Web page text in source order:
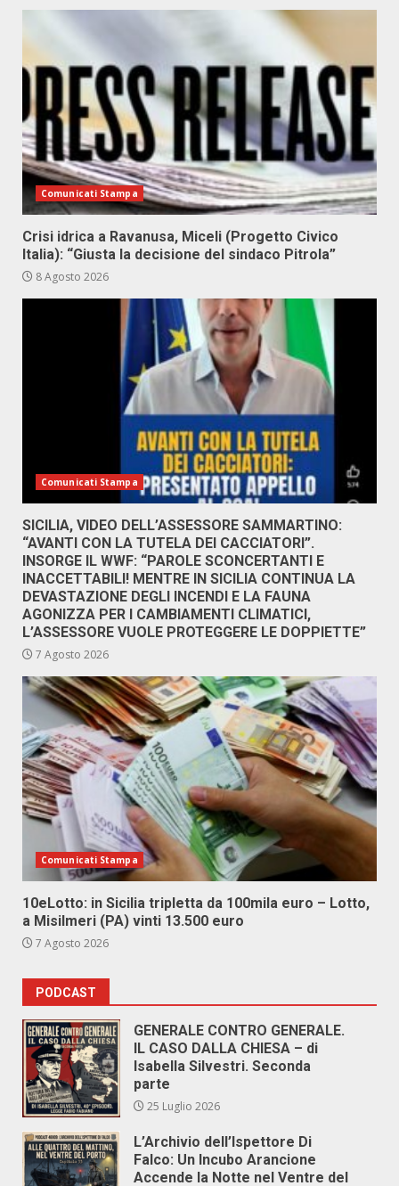
Comunicati Stampa
Crisi idrica a Ravanusa, Miceli (Progetto Civico
Italia): “Giusta la decisione del sindaco Pitrola”
8 Agosto 2026
Comunicati Stampa
SICILIA, VIDEO DELL’ASSESSORE SAMMARTINO:
“AVANTI CON LA TUTELA DEI CACCIATORI”.
INSORGE IL WWF: “PAROLE SCONCERTANTI E
INACCETTABILI! MENTRE IN SICILIA CONTINUA LA
DEVASTAZIONE DEGLI INCENDI E LA FAUNA
AGONIZZA PER I CAMBIAMENTI CLIMATICI,
L’ASSESSORE VUOLE PROTEGGERE LE DOPPIETTE”
7 Agosto 2026
Comunicati Stampa
10eLotto: in Sicilia tripletta da 100mila euro – Lotto,
a Misilmeri (PA) vinti 13.500 euro
7 Agosto 2026
PODCAST
GENERALE CONTRO GENERALE.
IL CASO DALLA CHIESA – di
Isabella Silvestri. Seconda
parte
25 Luglio 2026
L’Archivio dell’Ispettore Di
Falco: Un Incubo Arancione
Accende la Notte nel Ventre del